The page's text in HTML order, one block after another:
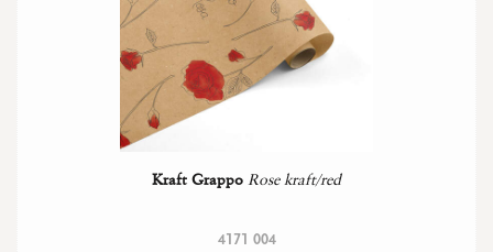
Kraft Grappo Rose kraft/red
4171 004